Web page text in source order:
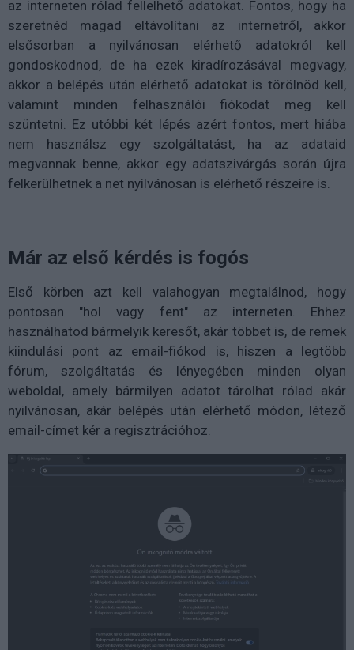
az interneten rólad fellelhető adatokat. Fontos, hogy ha
szeretnéd magad eltávolítani az internetről, akkor
elsősorban a nyilvánosan elérhető adatokról kell
gondoskodnod, de ha ezek kiradírozásával megvagy,
akkor a belépés után elérhető adatokat is törölnöd kell,
valamint minden felhasználói fiókodat meg kell
szüntetni. Ez utóbbi két lépés azért fontos, mert hiába
nem használsz egy szolgáltatást, ha az adataid
megvannak benne, akkor egy adatszivárgás során újra
felkerülhetnek a net nyilvánosan is elérhető részeire is.
Már az első kérdés is fogós
Első körben azt kell valahogyan megtalálnod, hogy
pontosan "hol vagy fent" az interneten. Ehhez
használhatod bármelyik keresőt, akár többet is, de remek
kiindulási pont az email-fiókod is, hiszen a legtöbb
fórum, szolgáltatás és lényegében minden olyan
weboldal, amely bármilyen adatot tárolhat rólad akár
nyilvánosan, akár belépés után elérhető módon, létező
email-címet kér a regisztrációhoz.